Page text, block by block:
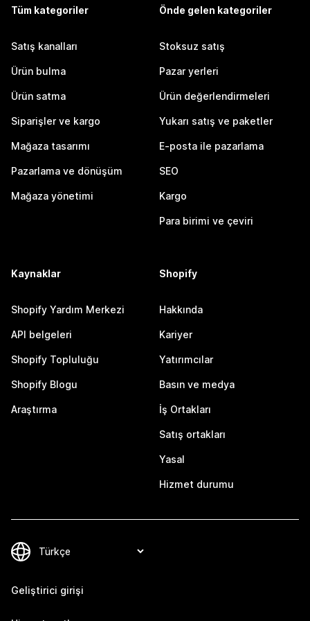
Tüm kategoriler
Satış kanalları
Ürün bulma
Ürün satma
Siparişler ve kargo
Mağaza tasarımı
Pazarlama ve dönüşüm
Mağaza yönetimi
Önde gelen kategoriler
Stoksuz satış
Pazar yerleri
Ürün değerlendirmeleri
Yukarı satış ve paketler
E-posta ile pazarlama
SEO
Kargo
Para birimi ve çeviri
Kaynaklar
Shopify Yardım Merkezi
API belgeleri
Shopify Topluluğu
Shopify Blogu
Araştırma
Shopify
Hakkında
Kariyer
Yatırımcılar
Basın ve medya
İş Ortakları
Satış ortakları
Yasal
Hizmet durumu
Geliştirici girişi